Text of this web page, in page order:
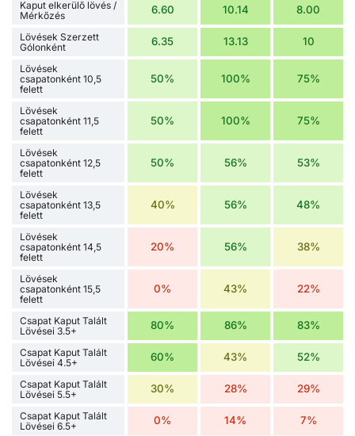
Kaput elkerülő lövés /
Mérkőzés
6.60 10.14 8.00
Lövések Szerzett
Gólonként
6.35 13.13 10
Lövések
csapatonként 10,5
felett
50% 100% 75%
Lövések
csapatonként 11,5
felett
50% 100% 75%
Lövések
csapatonként 12,5
felett
50% 56% 53%
Lövések
csapatonként 13,5
felett
40% 56% 48%
Lövések
csapatonként 14,5
felett
20% 56% 38%
Lövések
csapatonként 15,5
felett
0% 43% 22%
Csapat Kaput Talált
Lövései 3.5+
80% 86% 83%
Csapat Kaput Talált
Lövései 4.5+
60% 43% 52%
Csapat Kaput Talált
Lövései 5.5+
30% 28% 29%
Csapat Kaput Talált
Lövései 6.5+
0% 14% 7%